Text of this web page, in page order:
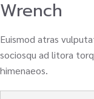
Wrench
Euismod atras
sociosqu ad litora
himenaeos.